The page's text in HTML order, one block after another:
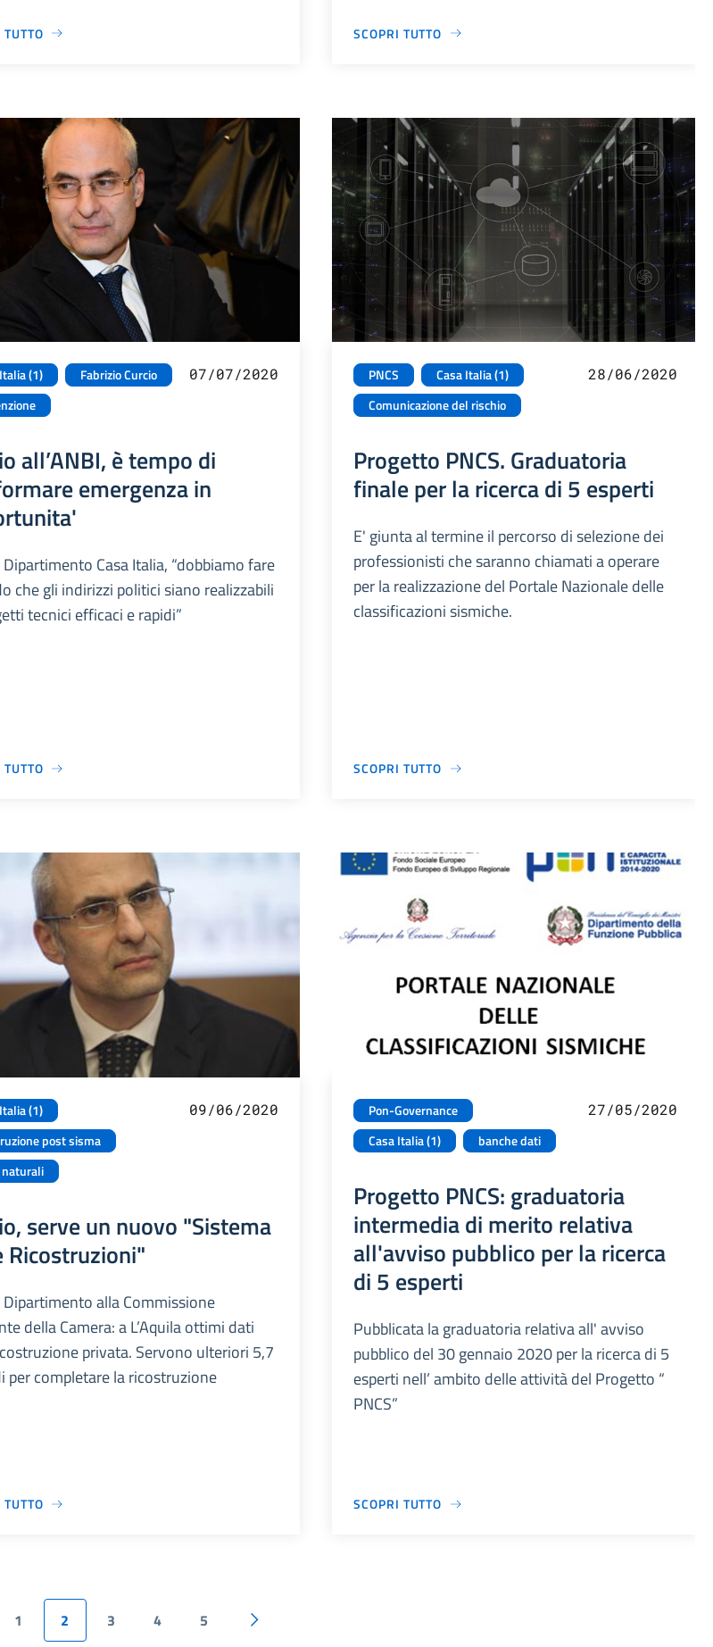
SCOPRI TUTTO
(1)
Fabrizio Curcio
07/07/2020
all’ANBI, è tempo di
emergenza in
Dipartimento Casa Italia, “dobbiamo fare
che gli indirizzi politici siano realizzabili
tecnici efficaci e rapidi”
PNCS
Casa Italia (1)
Comunicazione del rischio
28/06/2020
Progetto PNCS. Graduatoria
finale per la ricerca di 5 esperti
E' giunta al termine il percorso di selezione dei
professionisti che saranno chiamati a operare
per la realizzazione del Portale Nazionale delle
classificazioni sismiche.
SCOPRI TUTTO
(1)
post sisma
09/06/2020
serve un nuovo "Sistema
Ricostruzioni"
Dipartimento alla Commissione
della Camera: a L’Aquila ottimi dati
privata. Servono ulteriori 5,7
per completare la ricostruzione
Pon-Governance
Casa Italia (1)
banche dati
27/05/2020
Progetto PNCS: graduatoria
intermedia di merito relativa
all'avviso pubblico per la ricerca
di 5 esperti
Pubblicata la graduatoria relativa all' avviso
pubblico del 30 gennaio 2020 per la ricerca di 5
esperti nell’ ambito delle attività del Progetto “
PNCS”
SCOPRI TUTTO
1 2 3 4 5